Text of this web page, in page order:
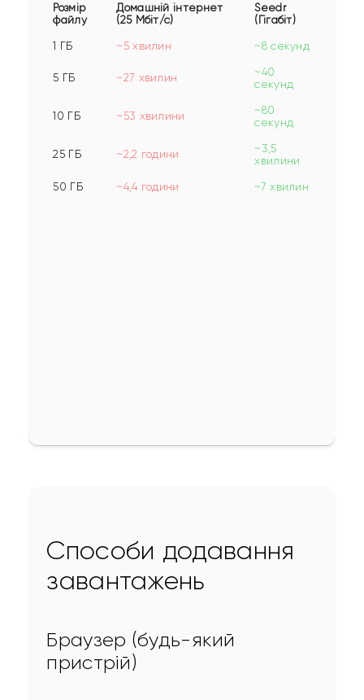
Розмір
файлу
Домашній інтернет
(25 Мбіт/с)
Seedr
(Гігабіт)
1 ГБ ~5 хвилин ~8 секунд
5 ГБ ~27 хвилин
~40
секунд
10 ГБ ~53 хвилини
~80
секунд
25 ГБ ~2,2 години
~3,5
хвилини
50 ГБ ~4,4 години ~7 хвилин
Способи додавання
завантажень
Браузер (будь-який
пристрій)